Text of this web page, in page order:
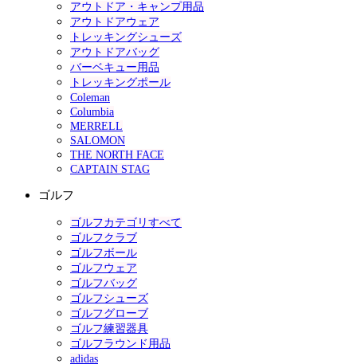
アウトドア・キャンプ用品
アウトドアウェア
トレッキングシューズ
アウトドアバッグ
バーベキュー用品
トレッキングポール
Coleman
Columbia
MERRELL
SALOMON
THE NORTH FACE
CAPTAIN STAG
ゴルフ
ゴルフカテゴリすべて
ゴルフクラブ
ゴルフボール
ゴルフウェア
ゴルフバッグ
ゴルフシューズ
ゴルフグローブ
ゴルフ練習器具
ゴルフラウンド用品
adidas